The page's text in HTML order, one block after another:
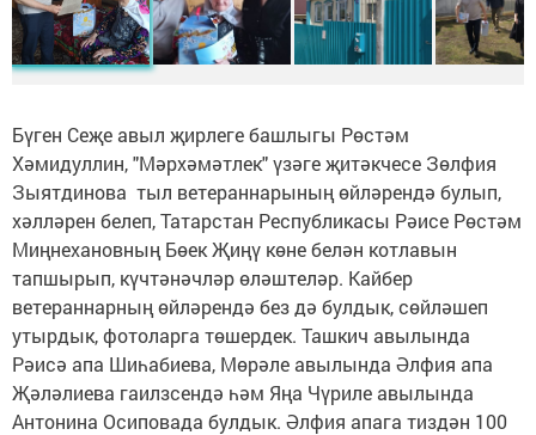
Бүген Сеҗе авыл җирлеге башлыгы Рөстәм
Хәмидуллин, "Мәрхәмәтлек" үзәге җитәкчесе Зөлфия
Зыятдинова тыл ветераннарының өйләрендә булып,
хәлләрен белеп, Татарстан Республикасы Рәисе Рөстәм
Миңнехановның Бөек Җиңү көне белән котлавын
тапшырып, күчтәнәчләр өләштеләр. Кайбер
ветераннарның өйләрендә без дә булдык, сөйләшеп
утырдык, фотоларга төшердек. Ташкич авылында
Рәисә апа Шиһабиева, Мөрәле авылында Әлфия апа
Җәләлиева гаилзсендә һәм Яңа Чүриле авылында
Антонина Осиповада булдык. Әлфия апага тиздән 100